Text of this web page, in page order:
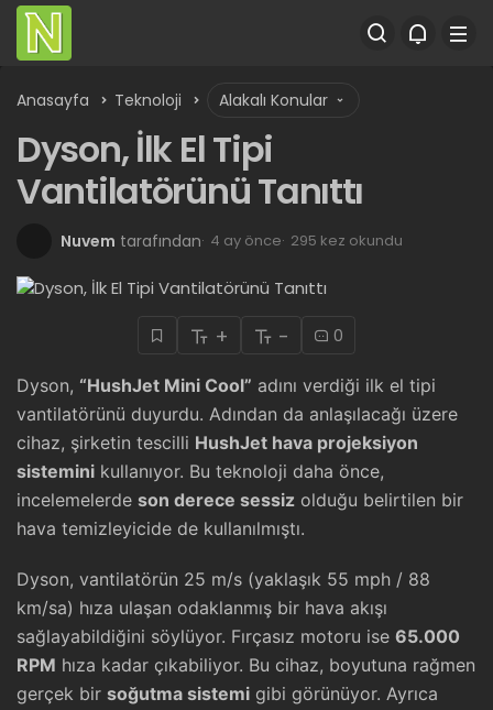
Anasayfa Teknoloji Alakalı Konular
Dyson, İlk El Tipi
Vantilatörünü Tanıttı
Nuvem tarafından 4 ay önce 295 kez okundu
+ - 0
Dyson, “HushJet Mini Cool” adını verdiği ilk el tipi
vantilatörünü duyurdu. Adından da anlaşılacağı üzere
cihaz, şirketin tescilli HushJet hava projeksiyon
sistemini kullanıyor. Bu teknoloji daha önce,
incelemelerde son derece sessiz olduğu belirtilen bir
hava temizleyicide de kullanılmıştı.
Dyson, vantilatörün 25 m/s (yaklaşık 55 mph / 88
km/sa) hıza ulaşan odaklanmış bir hava akışı
sağlayabildiğini söylüyor. Fırçasız motoru ise 65.000
RPM hıza kadar çıkabiliyor. Bu cihaz, boyutuna rağmen
gerçek bir soğutma sistemi gibi görünüyor. Ayrıca